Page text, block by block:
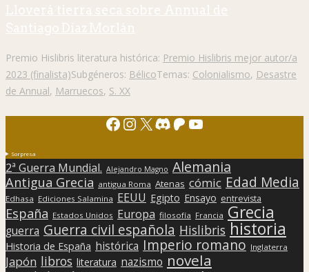
Lloverá tierra seca sobre Annual de
Santiago Díaz Morlán
Premio Hislibris literatura histórica: Premio Hislibris mejor autor/a
2023 (finalista)Subgéneros: BélicoTemas: Colonialismo, Desastre
de Annual, Marruecos, S. XX
Facebook
Instagram
X Discord
Patreon
YouTube
Sorpresa
2ª Guerra Mundial. Alejandro Magno Alemania
Antigua Grecia antigua Roma Atenas cómic Edad Media
Edhasa Ediciones Salamina EEUU Egipto Ensayo entrevista
España Estados Unidos Europa filosofía Francia Grecia
guerra Guerra civil española Hislibris historia
Historia de España histórica Imperio romano Inglaterra
Japón libros literatura nazismo novela